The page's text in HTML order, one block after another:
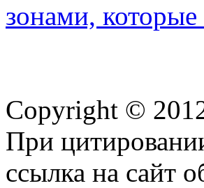
зонами,
Copyright ©
При
ссылка на сайт